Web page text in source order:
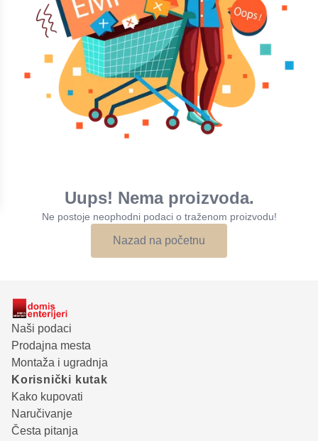
Uups! Nema proizvoda.
Ne postoje neophodni podaci o traženom proizvodu!
Nazad na početnu
Naši podaci
Prodajna mesta
Montaža i ugradnja
Korisnički kutak
Kako kupovati
Naručivanje
Česta pitanja